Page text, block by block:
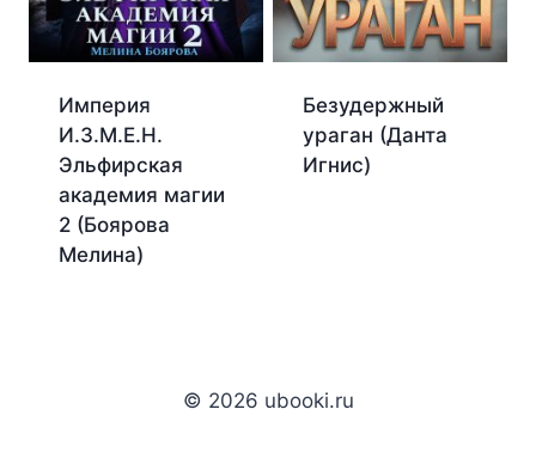
Империя
И.З.М.Е.Н.
Эльфирская
академия магии
2 (Боярова
Мелина)
Безудержный
ураган (Данта
Игнис)
© 2026 ubooki.ru